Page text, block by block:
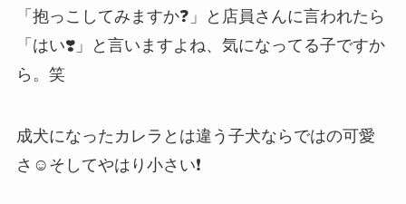
「抱っこしてみますか❓」と店員さんに言われたら
「はい❣️」と言いますよね、気になってる子ですか
ら。笑
成犬になったカレラとは違う子犬ならではの可愛
さ☺️そしてやはり小さい❗️